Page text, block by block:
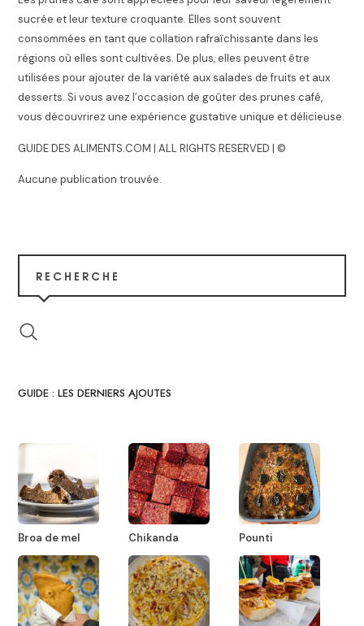
sucrée et leur texture croquante. Elles sont souvent
consommées en tant que collation rafraîchissante dans les
régions où elles sont cultivées. De plus, elles peuvent être
utilisées pour ajouter de la variété aux salades de fruits et aux
desserts. Si vous avez l’occasion de goûter des prunes café,
vous découvrirez une expérience gustative unique et délicieuse.
GUIDE DES ALIMENTS.COM | ALL RIGHTS RESERVED | ©
Aucune publication trouvée.
RECHERCHE
GUIDE : LES DERNIERS AJOUTES
Broa de mel Chikanda Pounti